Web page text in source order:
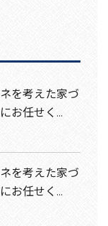
を考えた家づ
お任せく...
を考えた家づ
お任せく...